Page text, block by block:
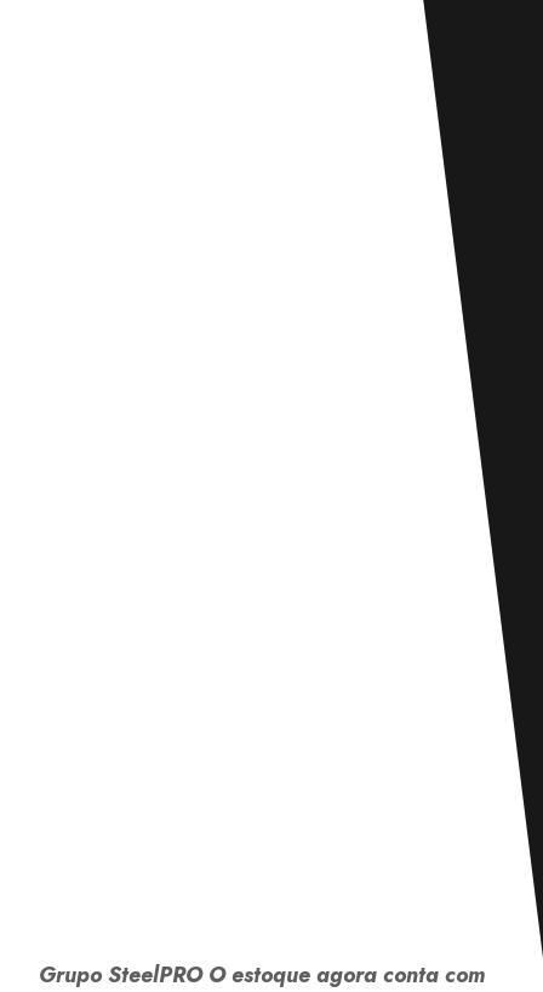
Grupo SteelPROO estoque agora conta com